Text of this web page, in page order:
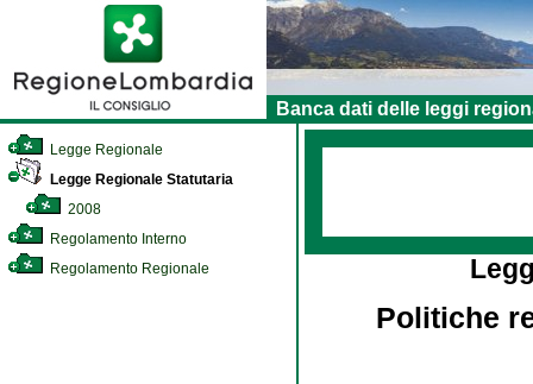
Banca dati delle leggi
Legge Regionale
Legge Regionale Statutaria
2008
Regolamento Interno
Regolamento Regionale
Politiche